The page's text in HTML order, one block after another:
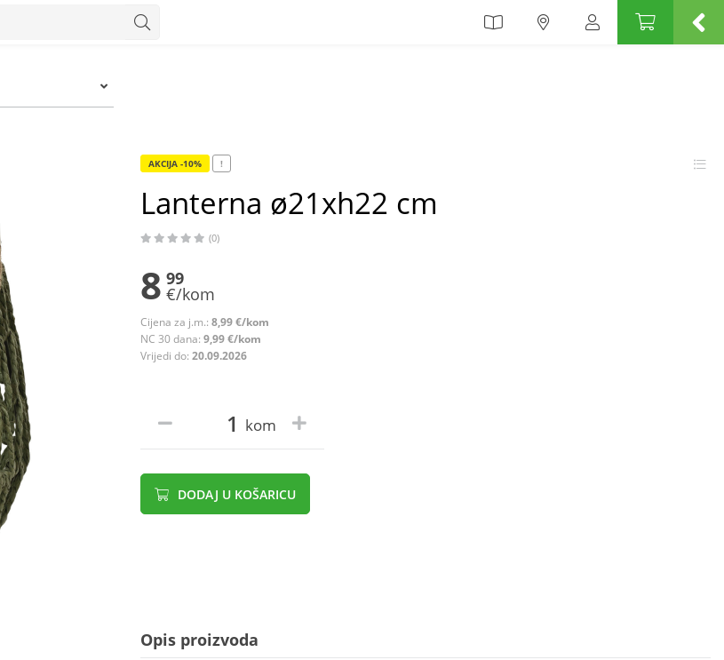
AKCIJA -10% !
Lanterna ø21xh22 cm
(0)
8 99
€/kom
Cijena za j.m.: 8,99 €/kom
NC 30 dana: 9,99 €/kom
Vrijedi do: 20.09.2026
kom
DODAJ U KOŠARICU
Opis proizvoda